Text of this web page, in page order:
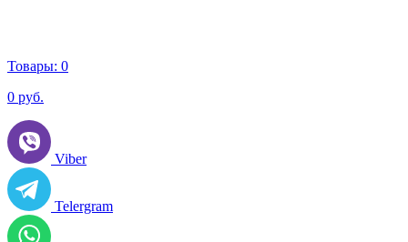
Товары: 0
0 руб.
Viber
Telergram